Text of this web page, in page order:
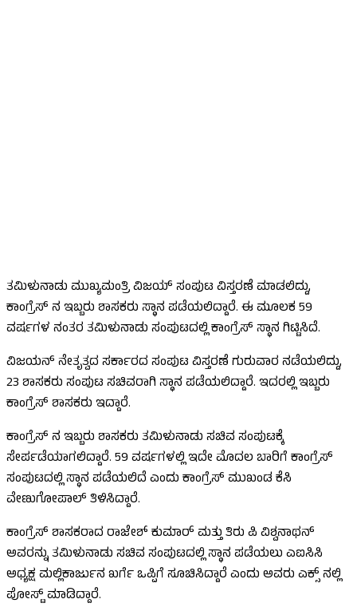
ತಮಿಳುನಾಡು ಮುಖ್ಯಮಂತ್ರಿ ವಿಜಯ್‌ ಸಂಪುಟ ವಿಸ್ತರಣೆ ಮಾಡಲಿದ್ದು,
ಕಾಂಗ್ರೆಸ್‌ ನ ಇಬ್ಬರು ಶಾಸಕರು ಸ್ಥಾನ ಪಡೆಯಲಿದ್ದಾರೆ. ಈ ಮೂಲಕ 59
ವರ್ಷಗಳ ನಂತರ ತಮಿಳುನಾಡು ಸಂಪುಟದಲ್ಲಿ ಕಾಂಗ್ರೆಸ್‌ ಸ್ಥಾನ ಗಿಟ್ಟಿಸಿದೆ.
ವಿಜಯನ್‌ ನೇತೃತ್ವದ ಸರ್ಕಾರದ ಸಂಪುಟ ವಿಸ್ತರಣೆ ಗುರುವಾರ ನಡೆಯಲಿದ್ದು,
23 ಶಾಸಕರು ಸಂಪುಟ ಸಚಿವರಾಗಿ ಸ್ಥಾನ ಪಡೆಯಲಿದ್ದಾರೆ. ಇದರಲ್ಲಿ ಇಬ್ಬರು
ಕಾಂಗ್ರೆಸ್‌ ಶಾಸಕರು ಇದ್ದಾರೆ.
ಕಾಂಗ್ರೆಸ್‌ ನ ಇಬ್ಬರು ಶಾಸಕರು ತಮಿಳುನಾಡು ಸಚಿವ ಸಂಪುಟಕ್ಕೆ
ಸೇರ್ಪಡೆಯಾಗಲಿದ್ದಾರೆ. 59 ವರ್ಷಗಳಲ್ಲಿ ಇದೇ ಮೊದಲ ಬಾರಿಗೆ ಕಾಂಗ್ರೆಸ್‌
ಸಂಪುಟದಲ್ಲಿ ಸ್ಥಾನ ಪಡೆಯಲಿದೆ ಎಂದು ಕಾಂಗ್ರೆಸ್‌ ಮುಖಂಡ ಕೆಸಿ
ವೇಣುಗೋಪಾಲ್‌ ತಿಳಿಸಿದ್ದಾರೆ.
ಕಾಂಗ್ರೆಸ್‌ ಶಾಸಕರಾದ ರಾಜೇಶ್‌ ಕುಮಾರ್‌ ಮತ್ತು ತಿರು ಪಿ ವಿಶ್ವನಾಥನ್‌
ಅವರನ್ನು ತಮಿಳುನಾಡು ಸಚಿವ ಸಂಪುಟದಲ್ಲಿ ಸ್ಥಾನ ಪಡೆಯಲು ಎಐಸಿಸಿ
ಅಧ್ಯಕ್ಷ ಮಲ್ಲಿಕಾರ್ಜುನ ಖರ್ಗೆ ಒಪ್ಪಿಗೆ ಸೂಚಿಸಿದ್ದಾರೆ ಎಂದು ಅವರು ಎಕ್ಸ್‌ ನಲ್ಲಿ
ಪೋಸ್ಟ್‌ ಮಾಡಿದ್ದಾರೆ.